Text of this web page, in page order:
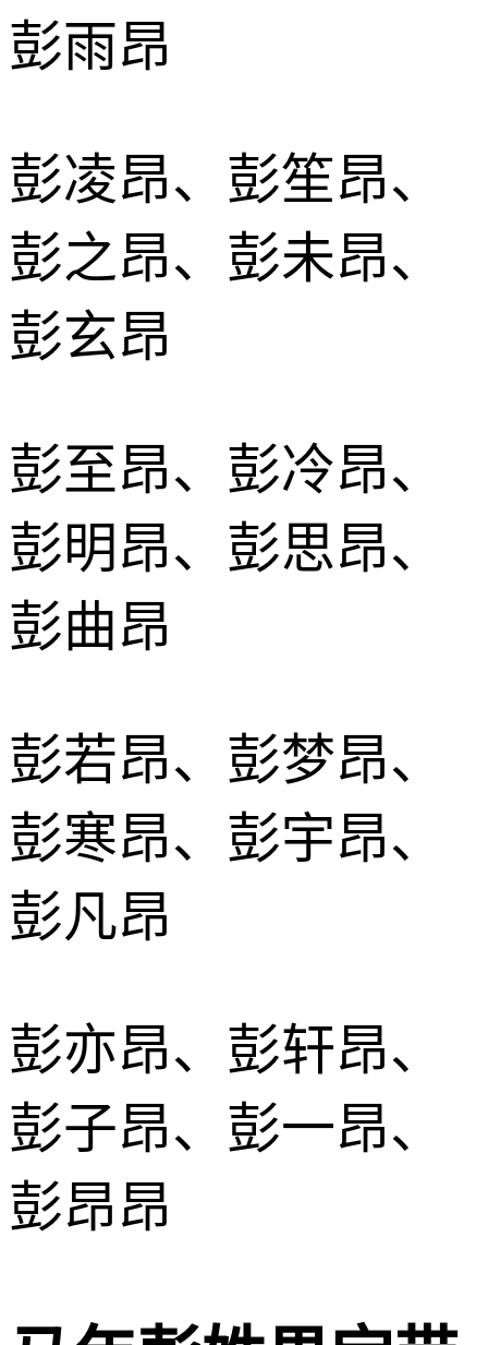
彭雨昂
彭凌昂、彭笙昂、
彭之昂、彭未昂、
彭玄昂
彭至昂、彭冷昂、
彭明昂、彭思昂、
彭曲昂
彭若昂、彭梦昂、
彭寒昂、彭宇昂、
彭凡昂
彭亦昂、彭轩昂、
彭子昂、彭一昂、
彭昂昂